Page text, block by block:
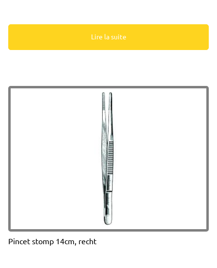
Lire la suite
Pincet stomp 14cm, recht